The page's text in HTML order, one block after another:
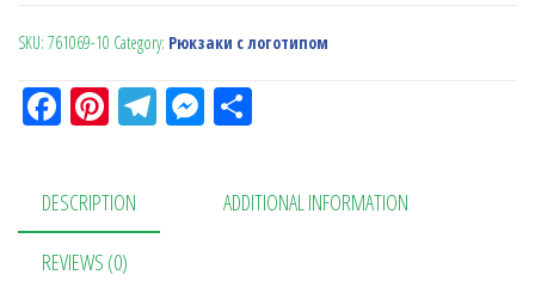
SKU: 761069-10 Category: Рюкзаки с логотипом
Fa
bo
ok
Pi
er
es
t
Te
a
M
se
n
ра
в
DESCRIPTION ADDITIONAL INFORMATION
REVIEWS (0)